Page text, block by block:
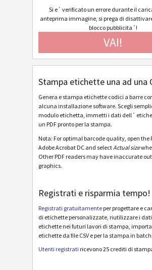
G Galia
B BOSCH
MAT Etichette MAT
LTO Etichette LTO
I
Etichette di
Si e´ verificato un errore durante il
anteprima immagine, si prega di
blocco pubblicita´!
VAI!
Stampa etichette una ad una
Genera e stampa etichette codici a barre
alcuna installazione software. Scegli
modulo etichetta, immetti i dati dell´
un PDF pronto per la stampa.
Nota: For optimal barcode quality, open the
Adobe Acrobat DC and selectActual size
Other PDF readers may have inaccurate
graphics.
Registrati e risparmia tempo!
Registrati gratuitamente per progettare e
di etichette personalizzate, riutilizzare i
etichette nei futuri lavori di stampa,
etichette da file CSV e per la stampa in batch.
Utenti registrati ricevono 25 crediti di